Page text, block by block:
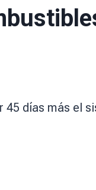
días más el